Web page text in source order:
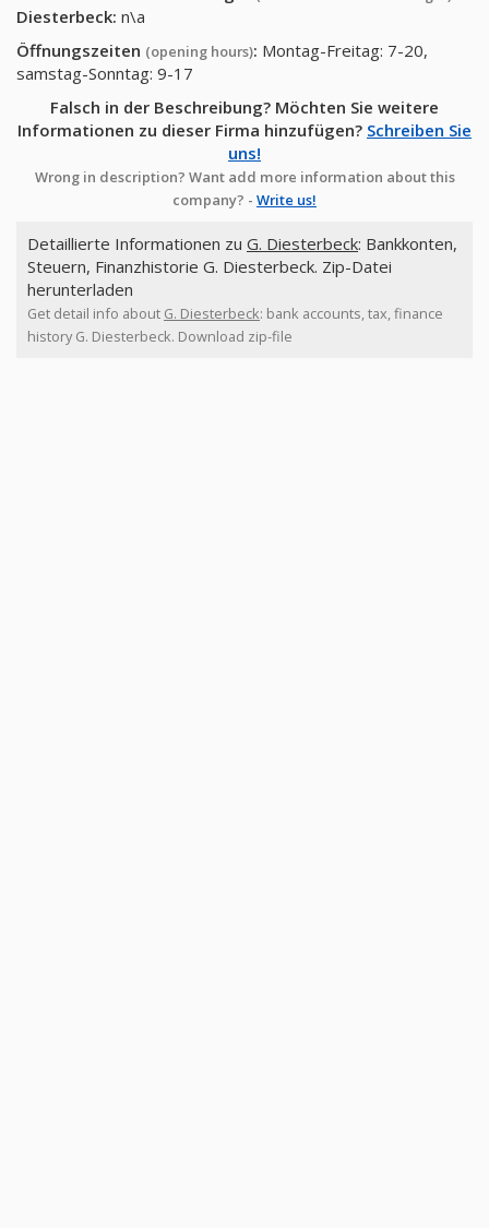
Diesterbeck: n\a
Öffnungszeiten (opening hours): Montag-Freitag: 7-20,
samstag-Sonntag: 9-17
Falsch in der Beschreibung? Möchten Sie weitere
Informationen zu dieser Firma hinzufügen? Schreiben Sie
uns!
Wrong in description? Want add more information about this
company? - Write us!
Detaillierte Informationen zu G. Diesterbeck: Bankkonten,
Steuern, Finanzhistorie G. Diesterbeck. Zip-Datei
herunterladen
Get detail info about G. Diesterbeck: bank accounts, tax, finance
history G. Diesterbeck. Download zip-file